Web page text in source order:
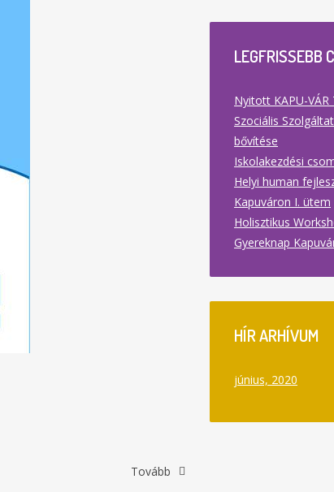
Tovább
LEGFRISSEBB
Nyitott KAPU-VÁR
Szociális
bővítése
Iskolakezdési
Helyi human
Kapuváron I. ütem
Holisztikus
Gyereknap
HÍRARHÍVUM
június, 2020